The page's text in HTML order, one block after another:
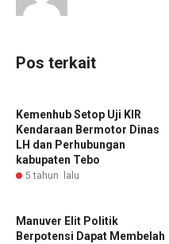
Pos terkait
Kemenhub Setop Uji KIR
Kendaraan Bermotor Dinas
LH dan Perhubungan
kabupaten Tebo
5 tahun lalu
Manuver Elit Politik
Berpotensi Dapat Membelah